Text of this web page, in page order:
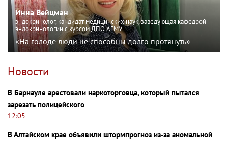
Инна Вейцман
эндокринолог, кандидат медицинских наук, заведующая кафедрой
эндокринологии с курсом ДПО АГМУ
«На голоде люди не способны долго протянуть»
Новости
В Барнауле арестовали наркоторговца, который пытался
зарезать полицейского
12:05
В Алтайском крае объявили штормпрогноз из-за аномальной